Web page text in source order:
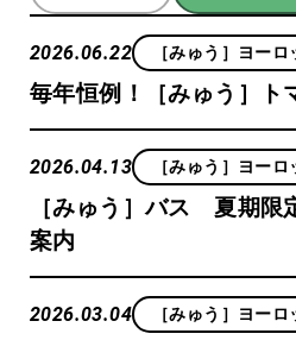
2026.06.22 ［みゅう］ヨー
毎年恒例！［みゅう］ト
2026.04.13 ［みゅう］ヨー
［みゅう］バス 夏期限
案内
2026.03.04 ［みゅう］ヨー